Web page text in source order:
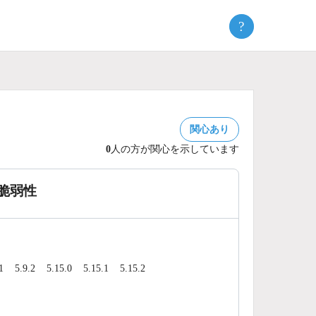
?
関心あり
0人の方が関心を示しています
弱性
5.9.2 5.15.0 5.15.1 5.15.2